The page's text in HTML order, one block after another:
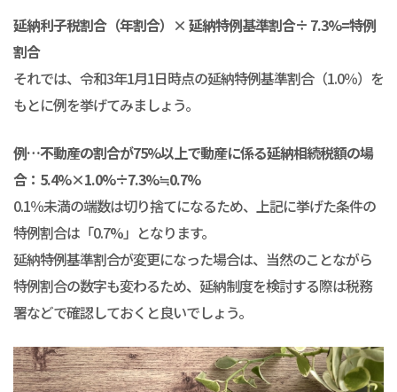
延納利子税割合（年割合）× 延納特例基準割合÷ 7.3%=特例
割合
それでは、令和3年1月1日時点の延納特例基準割合（1.0％）を
もとに例を挙げてみましょう。
例…不動産の割合が75%以上で動産に係る延納相続税額の場
合：5.4%×1.0%÷7.3%≒0.7%
0.1％未満の端数は切り捨てになるため、上記に挙げた条件の
特例割合は「0.7%」となります。
延納特例基準割合が変更になった場合は、当然のことながら
特例割合の数字も変わるため、延納制度を検討する際は税務
署などで確認しておくと良いでしょう。